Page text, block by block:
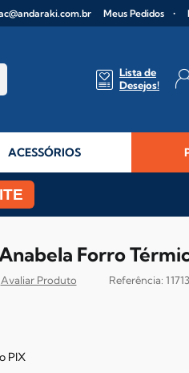
Meus Pedidos
Lista de
Desejos!
ACESSÓRIOS
Forro
PIX